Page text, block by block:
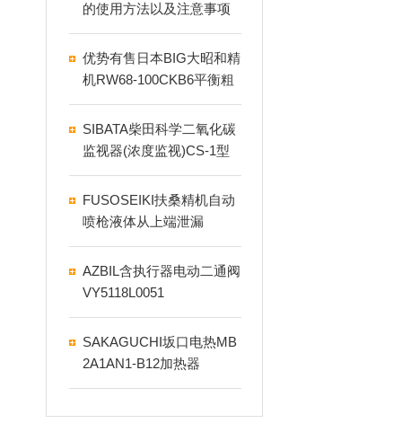
的使用方法以及注意事项
优势有售日本BIG大昭和精
机RW68-100CKB6平衡粗
镗头
SIBATA柴田科学二氧化碳
监视器(浓度监视)CS-1型
FUSOSEIKI扶桑精机自动
喷枪液体从上端泄漏
AZBIL含执行器电动二通阀
VY5118L0051
SAKAGUCHI坂口电热MB
2A1AN1-B12加热器